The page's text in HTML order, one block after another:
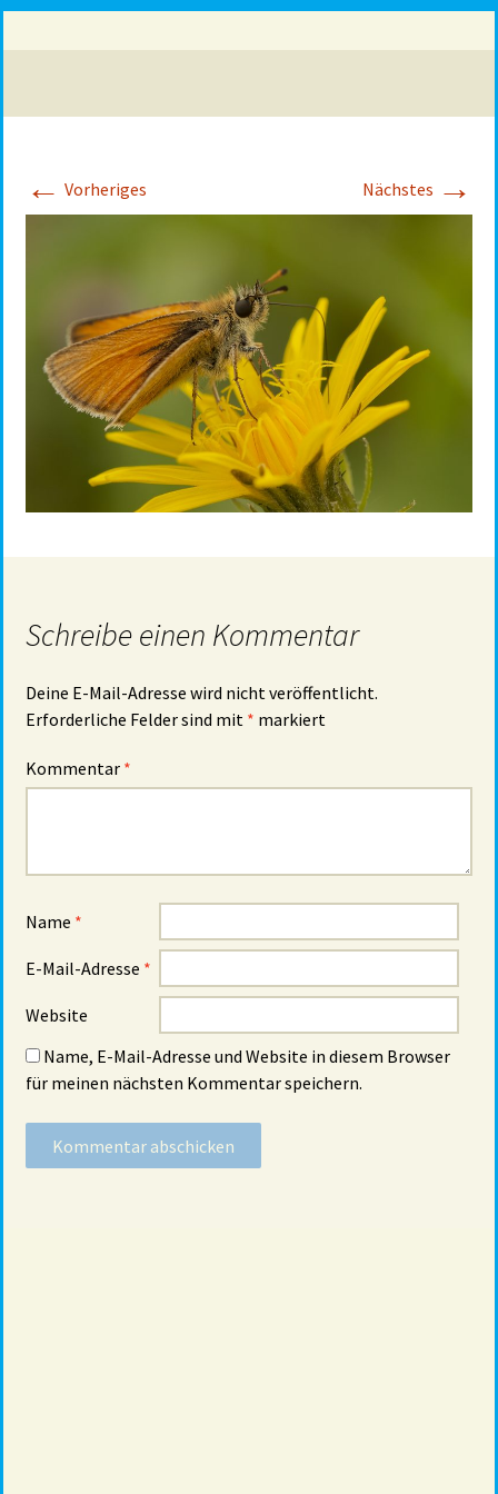
← Vorheriges Nächstes →
Schreibe einen Kommentar
Deine E-Mail-Adresse wird nicht veröffentlicht.
Erforderliche Felder sind mit * markiert
Kommentar *
Name *
E-Mail-Adresse *
Website
Name, E-Mail-Adresse und Website in diesem Browser
für meinen nächsten Kommentar speichern.